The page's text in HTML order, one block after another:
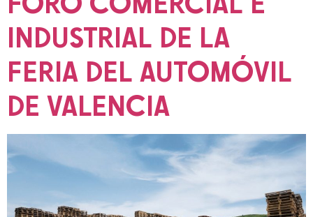
INDUSTRIAL DE LA
FERIA DEL AUTOMÓVIL
DE VALENCIA